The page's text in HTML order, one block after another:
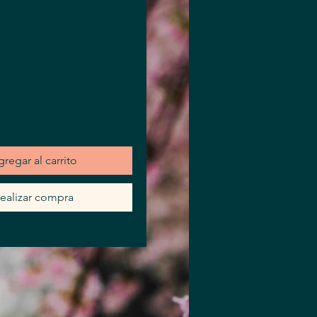
al carrito
compra